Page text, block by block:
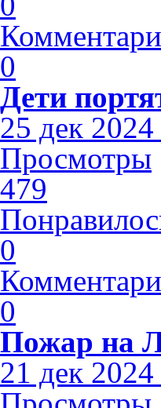
0
Дети
25 дек 2024
Просмотры
479
0
0
Пожар на
21 дек 2024